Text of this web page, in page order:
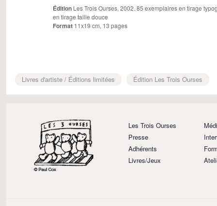
Édition Les Trois Ourses, 2002. 85 exemplaires en tirage
en tirage taille douce
Format 11x19 cm, 13 pages
Livres d'artiste / Éditions limitées Édition Les Trois Ourses
Les Trois Ourses
Presse
Adhérents
Livres/Jeux